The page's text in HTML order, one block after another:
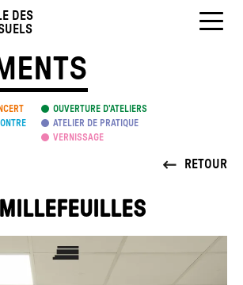
DES
OUVERTURE D’ATELIERS
ATELIER DE PRATIQUE
VERNISSAGE
RETOUR